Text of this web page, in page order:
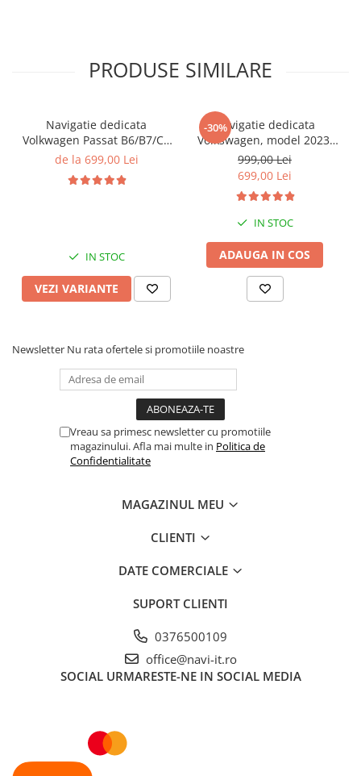
PRODUSE SIMILARE
Navigatie dedicata
Volkwagen Passat B6/B7/CC
Gri, 4GB RAM 64GB ROM,
Display QLED 10", DSP,
de la 699,00 Lei
IN STOC
VEZI VARIANTE
-30%Navigatie dedicata
Volkswagen, model 2023,
4GB RAM 64GB ROM,
Quadcore, Android 14,
Display QLED 7", DSP,
Carplay&Android Auto,
Suport camere AHD
999,00 Lei
699,00 Lei
IN STOC
ADAUGA IN COS
Newsletter Nu rata ofertele si promotiile noastre
Vreau sa primesc newsletter cu promotiile
magazinului. Afla mai multe in Politica de
Confidentialitate
MAGAZINUL MEU
CLIENTI
DATE COMERCIALE
SUPORT CLIENTI
0376500109
office@navi-it.ro
SOCIAL URMARESTE-NE IN SOCIAL MEDIA